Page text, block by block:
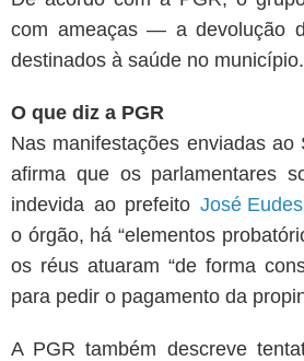
com ameaças — a devolução
destinados à saúde no município.
O que diz a PGR
Nas manifestações enviadas ao
afirma que os parlamentares
indevida ao prefeito José
o órgão, há “elementos
os réus atuaram “de forma
para pedir o pagamento da
A PGR também descreve